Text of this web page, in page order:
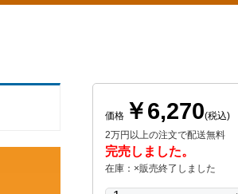
価格 ￥6,270(税込)
2万円以上の注文で配送無料
完売しました。
在庫：×販売終了しました